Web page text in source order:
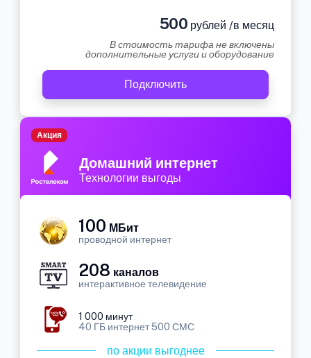
500 рублей /в месяц
В стоимость тарифа не включены
дополнительные услуги и оборудование
Подключить
Домашний интернет
Технологии выгоды
Акция
100 МБит
проводной интернет
208 каналов
интерактивное телевидение
1 000 минут
40 ГБ интернет 500 СМС
по акции выгоднее